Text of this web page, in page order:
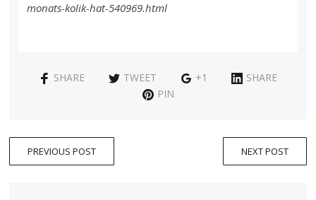
monats-kolik-hat-540969.html
SHARE TWEET +1
SHARE
PIN
PREVIOUS POST NEXT POST